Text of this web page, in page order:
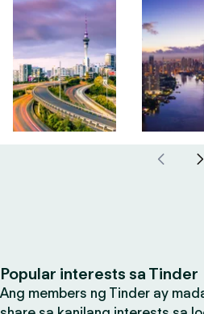
Popular interests sa Tinder
Ang members ng Tinder ay